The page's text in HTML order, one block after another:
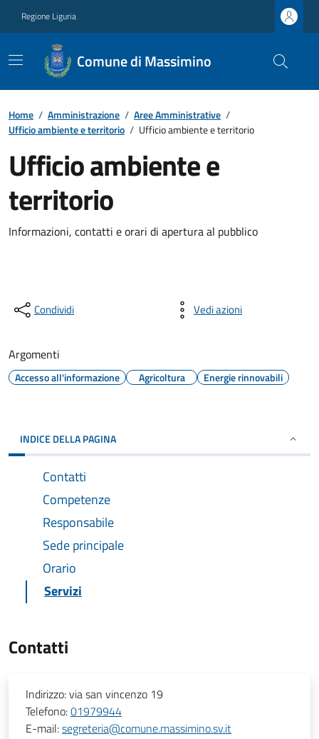
Regione Liguria
Comune di Massimino
Home / Amministrazione / Aree Amministrative /
Ufficio ambiente e territorio / Ufficio ambiente e territorio
Ufficio ambiente e
territorio
Informazioni, contatti e orari di apertura al pubblico
Condividi Vedi azioni
Argomenti
Accesso all'informazione Agricoltura Energie rinnovabili
INDICE DELLA PAGINA
Contatti
Competenze
Responsabile
Sede principale
Orario
Servizi
Contatti
Indirizzo:via san vincenzo 19
Telefono:01979944
E-mail:segreteria@comune.massimino.sv.it